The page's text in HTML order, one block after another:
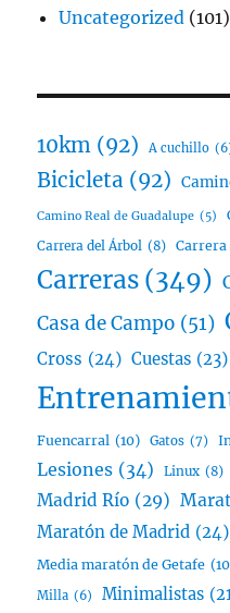
Uncategorized (101)
10km (92) A cuchillo
Bicicleta (92)
Camino Real de Guadalupe (5)
Carrera del Árbol (8) Carrera
Carreras (349)
Casa de Campo (51)
Cross (24) Cuestas (23)
Fuencarral (10) Gatos (7)
Lesiones (34) Linux (8)
Madrid Río (29)
Maratón de Madrid (24)
Media maratón de Getafe
Milla (6) Minimalistas